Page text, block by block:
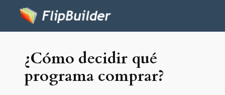
¿Cómo decidir qué
programa comprar?